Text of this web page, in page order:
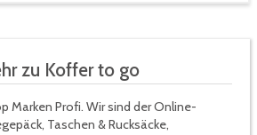
zu Koffer to go
Marken Profi. Wir sind der Online-
Taschen & Rucksäcke,